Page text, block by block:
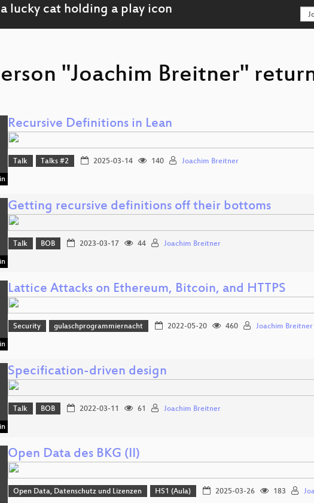
"Joachim Breitner"
Recursive Definitions in Lean
Talk Talks #2 2025-03-14 140 Joachim Breitner
Getting recursive definitions off their bottoms
Talk BOB 2023-03-17 44 Joachim Breitner
Lattice Attacks on Ethereum, Bitcoin, and HTTPS
Security gulaschprogrammiernacht 2022-05-20 460 Joachim Breitner
Specification-driven design
Talk BOB 2022-03-11 61 Joachim Breitner
Open Data des BKG (II)
Open Data, Datenschutz und Lizenzen HS1 (Aula) 2025-03-26 183